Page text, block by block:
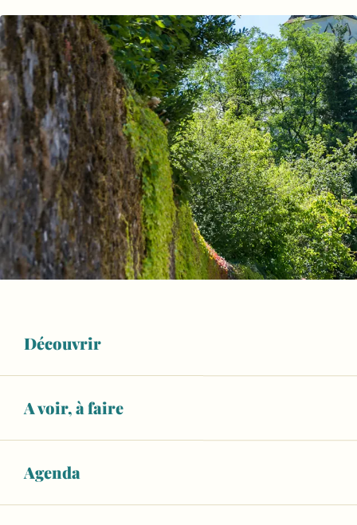
Découvrir
A voir, à faire
Agenda
Ouverture et coordonnées
Ouvert aujourd'hui
02 43 95 45▒▒